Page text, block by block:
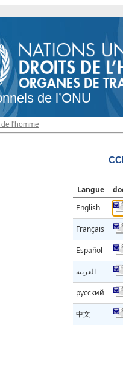
de l’ONU
l'homme
Langue
English
Français
Español
العربية
русский
中文